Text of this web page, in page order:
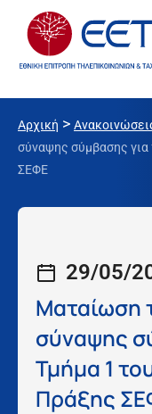
Αρχική >
σύναψης σύμβασης
ΣΕΦΕ
29/05/
Ματαίωση
σύναψης
Τμήμα 1
Πράξης